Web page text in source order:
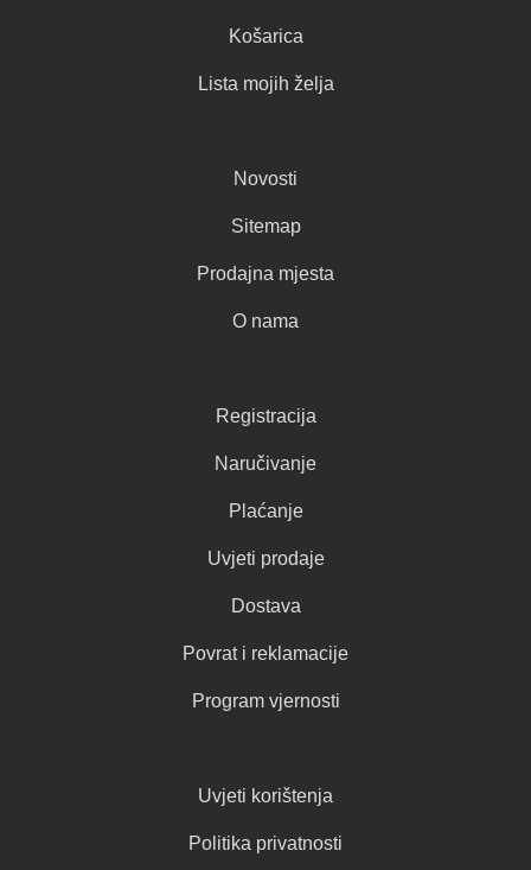
Košarica
Lista mojih želja
Novosti
Sitemap
Prodajna mjesta
O nama
Registracija
Naručivanje
Plaćanje
Uvjeti prodaje
Dostava
Povrat i reklamacije
Program vjernosti
Uvjeti korištenja
Politika privatnosti